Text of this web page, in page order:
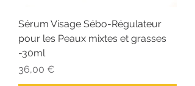
Sérum Visage Sébo-Régulateur
pour les Peaux mixtes et grasses
-30ml
Prix
36,00 €